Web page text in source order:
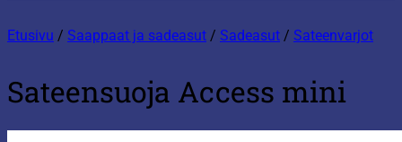
Etusivu / Saappaat ja sadeasut / Sadeasut / Sateenvarjot
Sateensuoja Access mini